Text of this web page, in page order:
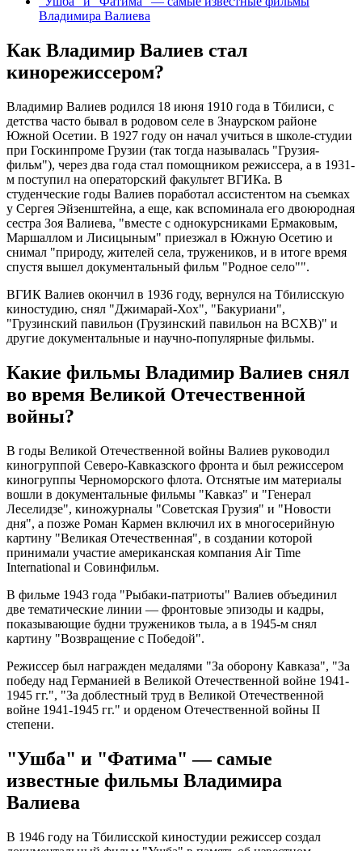
Владимира Валиева
Как Владимир Валиев стал
кинорежиссером?
Владимир Валиев родился 18 июня 1910 года в Тбилиси, с
детства часто бывал в родовом селе в Знаурском районе
Южной Осетии. В 1927 году он начал учиться в школе-студии
при Госкинпроме Грузии (так тогда называлась "Грузия-
фильм"), через два года стал помощником режиссера, а в 1931-
м поступил на операторский факультет ВГИКа. В
студенческие годы Валиев поработал ассистентом на съемках
у Сергея Эйзенштейна, а еще, как вспоминала его двоюродная
сестра Зоя Валиева, "вместе с однокурсниками Ермаковым,
Маршаллом и Лисицыным" приезжал в Южную Осетию и
снимал "природу, жителей села, тружеников, и в итоге время
спустя вышел документальный фильм "Родное село"".
ВГИК Валиев окончил в 1936 году, вернулся на Тбилисскую
киностудию, снял "Джимарай-Хох", "Бакуриани",
"Грузинский павильон (Грузинский павильон на ВСХВ)" и
другие документальные и научно-популярные фильмы.
Какие фильмы Владимир Валиев снял
во время Великой Отечественной
войны?
В годы Великой Отечественной войны Валиев руководил
киногруппой Северо-Кавказского фронта и был режиссером
киногруппы Черноморского флота. Отснятые им материалы
вошли в документальные фильмы "Кавказ" и "Генерал
Леселидзе", киножурналы "Советская Грузия" и "Новости
дня", а позже Роман Кармен включил их в многосерийную
картину "Великая Отечественная", в создании которой
принимали участие американская компания Air Time
International и Совинфильм.
В фильме 1943 года "Рыбаки-патриоты" Валиев объединил
две тематические линии — фронтовые эпизоды и кадры,
показывающие будни тружеников тыла, а в 1945-м снял
картину "Возвращение с Победой".
Режиссер был награжден медалями "За оборону Кавказа", "За
победу над Германией в Великой Отечественной войне 1941-
1945 гг.", "За доблестный труд в Великой Отечественной
войне 1941-1945 гг." и орденом Отечественной войны II
степени.
"Ушба" и "Фатима" — самые
известные фильмы Владимира
Валиева
В 1946 году на Тбилисской киностудии режиссер создал